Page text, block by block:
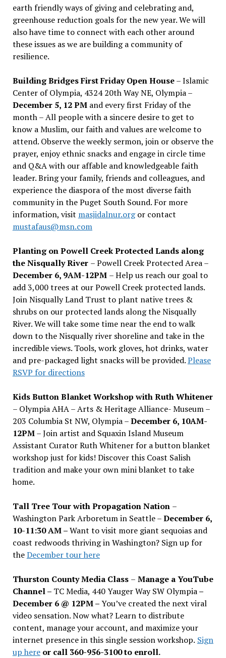
earth friendly ways of giving and celebrating and,
greenhouse reduction goals for the new year. We will
also have time to connect with each other around
these issues as we are building a community of
resilience.
Building Bridges First Friday Open House– Islamic
Center of Olympia, 4324 20th Way NE, Olympia –
December 5, 12 PMand every first Friday of the
month – All people with a sincere desire to get to
know a Muslim, our faith and values are welcome to
attend. Observe the weekly sermon, join or observe the
prayer, enjoy ethnic snacks and engage in circle time
and Q&A with our affable and knowledgeable faith
leader. Bring your family, friends and colleagues, and
experience the diaspora of the most diverse faith
community in the Puget South Sound. For more
information, visit masjidalnur.orgor contact
mustafaus@msn.com
Planting on Powell Creek Protected Lands along
the Nisqually River – Powell Creek Protected Area –
December 6, 9AM-12PM – Help us reach our goal to
add 3,000 trees at our Powell Creek protected lands.
Join Nisqually Land Trust to plant native trees &
shrubs on our protected lands along the Nisqually
River. We will take some time near the end to walk
down to the Nisqually river shoreline and take in the
incredible views. Tools, work gloves, hot drinks, water
and pre-packaged light snacks will be provided.Please
RSVP for directions
Kids Button Blanket Workshop with Ruth Whitener
– Olympia AHA – Arts & Heritage Alliance- Museum –
203 Columbia St NW, Olympia –December 6, 10AM-
12PM– Join artist and Squaxin Island Museum
Assistant Curator Ruth Whitener for a button blanket
workshop just for kids! Discover this Coast Salish
tradition and make your own mini blanket to take
home.
Tall Tree Tour with Propagation Nation –
Washington Park Arboretum in Seattle –December 6,
10-11:30 AM –Want to visit more giant sequoias and
coast redwoods thriving in Washington? Sign up for
theDecember tour here
Thurston County Media Class – Manage a YouTube
Channel – TC Media, 440 Yauger Way SW Olympia–
December 6 @ 12PM –You’ve created the next viral
video sensation. Now what? Learn to distribute
content, manage your account, and maximize your
internet presence in this single session workshop. Sign
up hereor call 360-956-3100 to enroll.